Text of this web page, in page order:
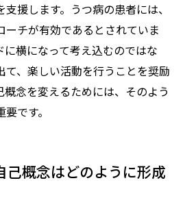
援します。うつ病の患者には、
ーチが有効であるとされていま
に横になって考え込むのではな
て、楽しい活動を行うことを奨励
概念を変えるためには、そのよう
です。
己概念はどのように形成